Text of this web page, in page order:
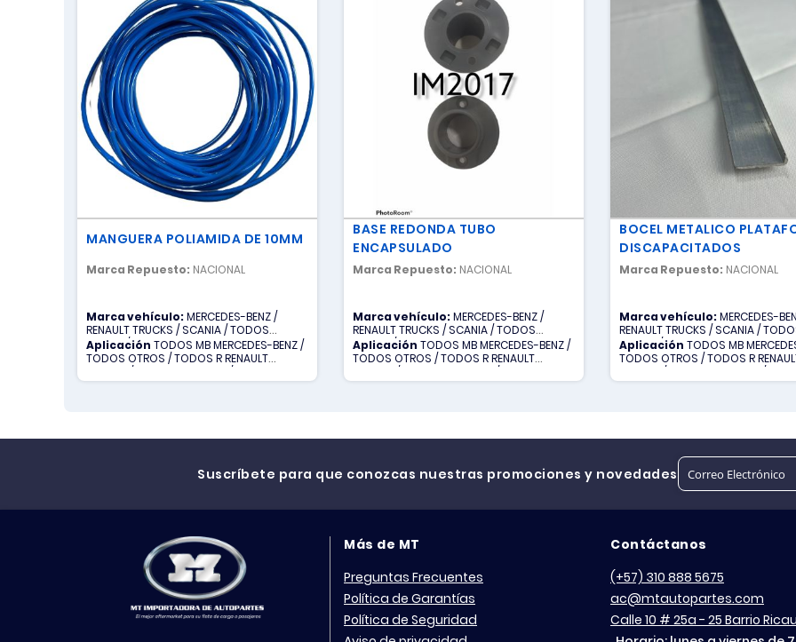
MANGUERA POLIAMIDA DE 10MM
Marca Repuesto: NACIONAL
Marca vehículo:MERCEDES-BENZ /
RENAULT TRUCKS / SCANIA / TODOS
OTROS / VOLVO
Aplicación TODOS MB MERCEDES-BENZ /
TODOS OTROS / TODOS R RENAULT
TRUCKS / TODOS S SCANIA / TODOS V
VOLVO
BASE REDONDA TUBO
ENCAPSULADO
Marca Repuesto: NACIONAL
Marca vehículo:MERCEDES-BENZ /
RENAULT TRUCKS / SCANIA / TODOS
OTROS / VOLVO
Aplicación TODOS MB MERCEDES-BENZ /
TODOS OTROS / TODOS R RENAULT
TRUCKS / TODOS S SCANIA / TODOS V
VOLVO
BOCEL METALICO
DISCAPACITADOS
Marca Repuesto: NACIONAL
Marca vehículo:MERCEDES-
RENAULT TRUCKS / SCANIA /
OTROS / VOLVO
Aplicación TODOS MB
TODOS OTROS / TODOS R
TRUCKS / TODOS S SCANIA /
VOLVO
Suscríbete para que conozcas nuestras promociones y novedades
Más de MT
Preguntas Frecuentes
Política de Garantías
Política de Seguridad
Contáctanos
(+57) 310 888 5675
ac@mtautopartes.com
Calle 10 # 25a - 25 Barrio